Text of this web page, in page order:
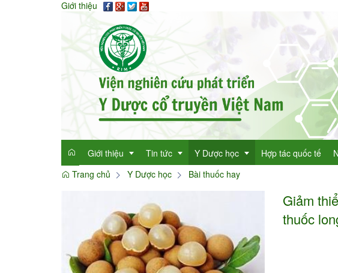
Giới thiệu
Giới thiệu
Giới thiệu
Mục đích
Chức năng nhiệm vụ
Tin tức
Tin tức tổng hợp
Tin tức trong ngành
Y Dược học
Cây thuốc quý
Danh lục cây thuốc
Danh lục cây thuốc
Làm đẹp với thảo dược
Hợp tác quốc tế
Trang chủ
Y Dược học Bài thuốc hay
Giảm
thuốc